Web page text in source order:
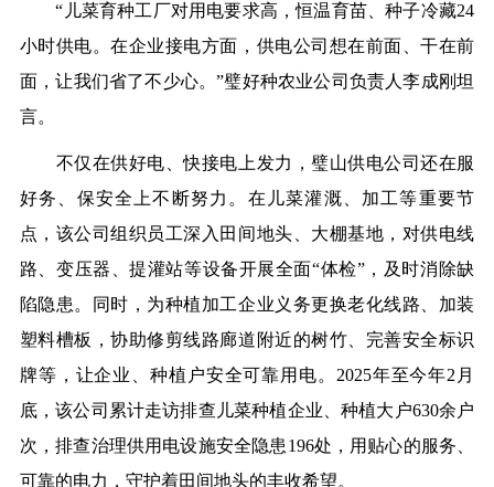
“儿菜育种工厂对用电要求高，恒温育苗、种子冷藏24
小时供电。在企业接电方面，供电公司想在前面、干在前
面，让我们省了不少心。”璧好种农业公司负责人李成刚坦
言。
不仅在供好电、快接电上发力，璧山供电公司还在服
好务、保安全上不断努力。在儿菜灌溉、加工等重要节
点，该公司组织员工深入田间地头、大棚基地，对供电线
路、变压器、提灌站等设备开展全面“体检”，及时消除缺
陷隐患。同时，为种植加工企业义务更换老化线路、加装
塑料槽板，协助修剪线路廊道附近的树竹、完善安全标识
牌等，让企业、种植户安全可靠用电。2025年至今年2月
底，该公司累计走访排查儿菜种植企业、种植大户630余户
次，排查治理供用电设施安全隐患196处，用贴心的服务、
可靠的电力，守护着田间地头的丰收希望。